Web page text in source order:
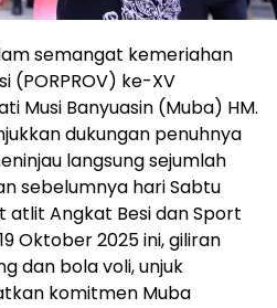
semangat kemeriahan
(PORPROV) ke-XV
Musi Banyuasin (Muba) HM.
dukungan penuhnya
langsung sejumlah
sebelumnya hari Sabtu
Angkat Besi dan Sport
Oktober 2025 ini, giliran
dan bola voli, unjuk
komitmen Muba